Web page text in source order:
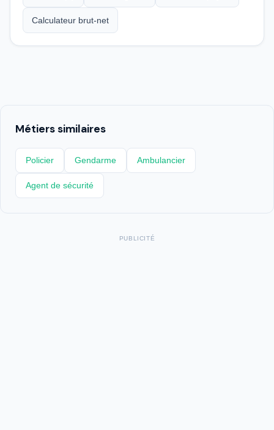
Calculateur brut-net
Métiers similaires
Policier Gendarme Ambulancier
Agent de sécurité
PUBLICITÉ